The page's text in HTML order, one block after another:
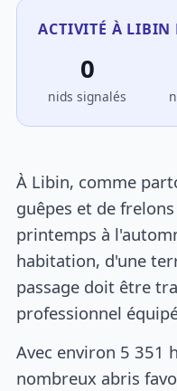
ACTIVITÉ À LIBIN
0
nids signalés
À Libin, comme
guêpes et de
printemps à
habitation, d'une
passage doit être
professionnel
Avec environ 5 351
nombreux abris